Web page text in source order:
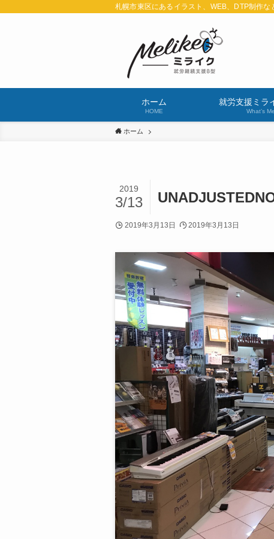
札幌市東区にあるイラスト、WEB、DTP制作な
ホーム
HOME
就労支援ミラ
What’s
ホーム
2019
3/13
2019年3月13日 2019年3月13日